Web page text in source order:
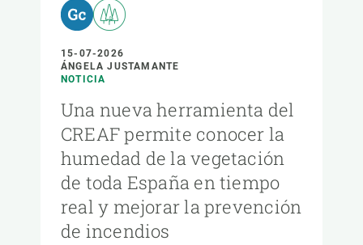
15-07-2026
ÁNGELA JUSTAMANTE
NOTICIA
Una nueva herramienta del
CREAF permite conocer la
humedad de la vegetación
de toda España en tiempo
real y mejorar la prevención
de incendios